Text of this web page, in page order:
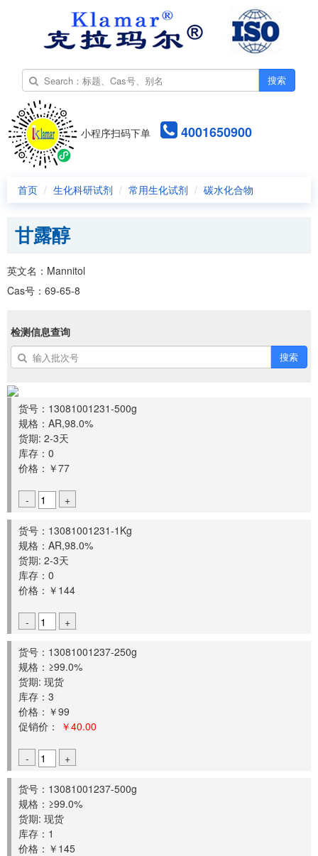
搜索
小程序扫码下单 4001650900
首页 生化科研试剂 常用生化试剂 碳水化合物
甘露醇
英文名：Mannitol
Cas号：69-65-8
检测信息查询
搜索
货号：13081001231-500g
规格：AR,98.0%
货期: 2-3天
库存：0
价格：￥77
- +
货号：13081001231-1Kg
规格：AR,98.0%
货期: 2-3天
库存：0
价格：￥144
- +
货号：13081001237-250g
规格：≥99.0%
货期: 现货
库存：3
价格：￥99
促销价：
￥40.00
- +
货号：13081001237-500g
规格：≥99.0%
货期: 现货
库存：1
价格：￥145